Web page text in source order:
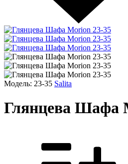
Модель: 23-35 Salita
Глянцева Шафа